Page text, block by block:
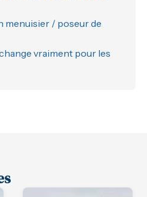
menuisier / poseur de
vraiment pour les